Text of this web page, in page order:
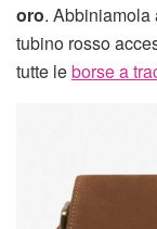
oro. Abbiniamola
tubino rosso
tutte leborse a